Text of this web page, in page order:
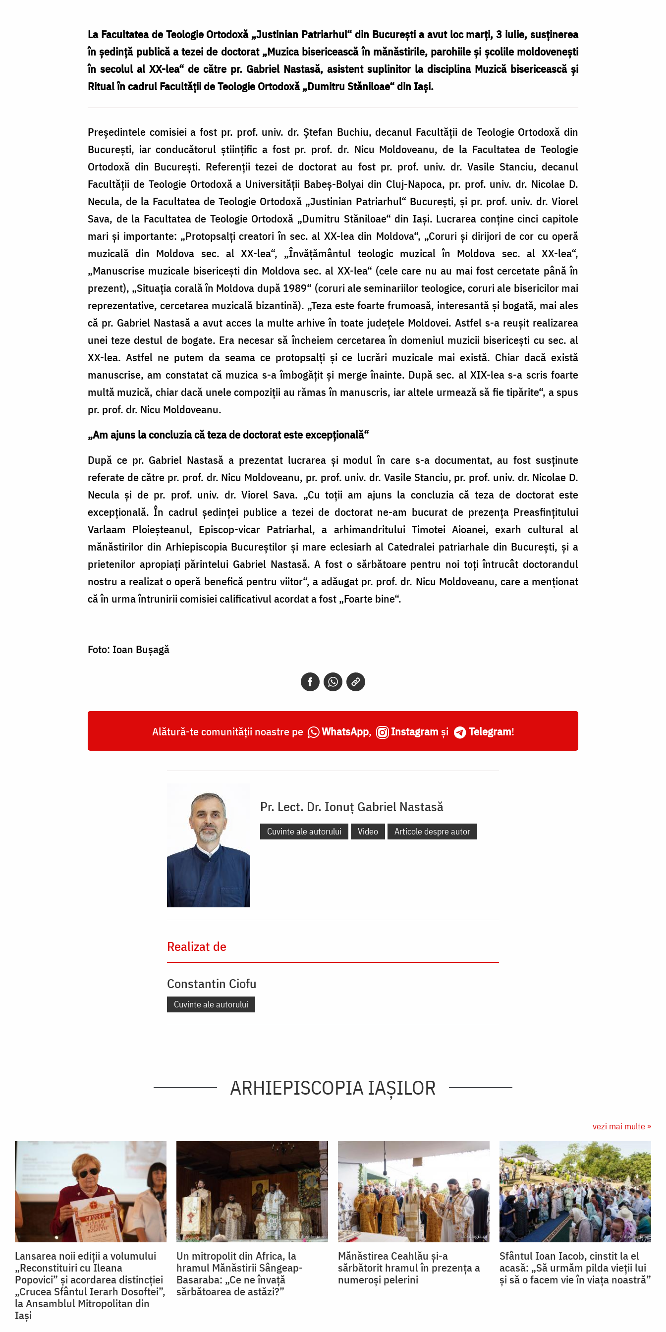
La Facultatea de Teologie Ortodoxă „Justinian Patriarhul“ din Bucureşti a avut loc marţi, 3 iulie, susţinerea
în şedinţă publică a tezei de doctorat „Muzica bisericească în mănăstirile, parohiile şi şcolile moldoveneşti
în secolul al XX-lea“ de către pr. Gabriel Nastasă, asistent suplinitor la disciplina Muzică bisericească şi
Ritual în cadrul Facultăţii de Teologie Ortodoxă „Dumitru Stăniloae“ din Iaşi.
Preşedintele comisiei a fost pr. prof. univ. dr. Ştefan Buchiu, decanul Facultăţii de Teologie Ortodoxă din
Bucureşti, iar conducătorul ştiinţific a fost pr. prof. dr. Nicu Moldoveanu, de la Facultatea de Teologie
Ortodoxă din Bucureşti. Referenţii tezei de doctorat au fost pr. prof. univ. dr. Vasile Stanciu, decanul
Facultăţii de Teologie Ortodoxă a Universităţii Babeş-Bolyai din Cluj-Napoca, pr. prof. univ. dr. Nicolae D.
Necula, de la Facultatea de Teologie Ortodoxă „Justinian Patriarhul“ Bucureşti, şi pr. prof. univ. dr. Viorel
Sava, de la Facultatea de Teologie Ortodoxă „Dumitru Stăniloae“ din Iaşi. Lucrarea conţine cinci capitole
mari şi importante: „Protopsalţi creatori în sec. al XX-lea din Moldova“, „Coruri şi dirijori de cor cu operă
muzicală din Moldova sec. al XX-lea“, „Învăţământul teologic muzical în Moldova sec. al XX-lea“,
„Manuscrise muzicale bisericeşti din Moldova sec. al XX-lea“ (cele care nu au mai fost cercetate până în
prezent), „Situaţia corală în Moldova după 1989“ (coruri ale seminariilor teologice, coruri ale bisericilor mai
reprezentative, cercetarea muzicală bizantină). „Teza este foarte frumoasă, interesantă şi bogată, mai ales
că pr. Gabriel Nastasă a avut acces la multe arhive în toate judeţele Moldovei. Astfel s-a reuşit realizarea
unei teze destul de bogate. Era necesar să încheiem cercetarea în domeniul muzicii bisericeşti cu sec. al
XX-lea. Astfel ne putem da seama ce protopsalţi şi ce lucrări muzicale mai există. Chiar dacă există
manuscrise, am constatat că muzica s-a îmbogăţit şi merge înainte. După sec. al XIX-lea s-a scris foarte
multă muzică, chiar dacă unele compoziţii au rămas în manuscris, iar altele urmează să fie tipărite“, a spus
pr. prof. dr. Nicu Moldoveanu.
„Am ajuns la concluzia că teza de doctorat este excepţională“
După ce pr. Gabriel Nastasă a prezentat lucrarea şi modul în care s-a documentat, au fost susţinute
referate de către pr. prof. dr. Nicu Moldoveanu, pr. prof. univ. dr. Vasile Stanciu, pr. prof. univ. dr. Nicolae D.
Necula şi de pr. prof. univ. dr. Viorel Sava. „Cu toţii am ajuns la concluzia că teza de doctorat este
excepţională. În cadrul şedinţei publice a tezei de doctorat ne-am bucurat de prezenţa Preasfinţitului
Varlaam Ploieşteanul, Episcop-vicar Patriarhal, a arhimandritului Timotei Aioanei, exarh cultural al
mănăstirilor din Arhiepiscopia Bucureştilor şi mare eclesiarh al Catedralei patriarhale din Bucureşti, şi a
prietenilor apropiaţi părintelui Gabriel Nastasă. A fost o sărbătoare pentru noi toţi întrucât doctorandul
nostru a realizat o operă benefică pentru viitor“, a adăugat pr. prof. dr. Nicu Moldoveanu, care a menţionat
că în urma întrunirii comisiei calificativul acordat a fost „Foarte bine“.
Foto: Ioan Buşagă
Alătură-te comunității noastre pe WhatsApp, Instagram și Telegram!
Pr. Lect. Dr. Ionuț Gabriel Nastasă
Cuvinte ale autorului Video Articole despre autor
Realizat de
Constantin Ciofu
Cuvinte ale autorului
ARHIEPISCOPIA IAŞILOR
vezi mai multe »
Lansarea noii ediții a volumului
„Reconstituiri cu Ileana
Popovici” și acordarea distincției
„Crucea Sfântul Ierarh Dosoftei”,
la Ansamblul Mitropolitan din
Iași
Un mitropolit din Africa, la
hramul Mănăstirii Sângeap-
Basaraba: „Ce ne învață
sărbătoarea de astăzi?”
Mănăstirea Ceahlău și-a
sărbătorit hramul în prezența a
numeroși pelerini
Sfântul Ioan Iacob, cinstit la el
acasă: „Să urmăm pilda vieții lui
și să o facem vie în viața noastră”